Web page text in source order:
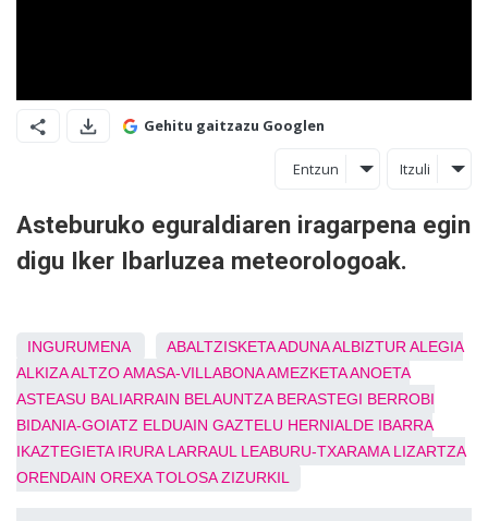
Gehitu gaitzazu Googlen
Entzun Itzuli
Asteburuko eguraldiaren iragarpena egin
digu Iker Ibarluzea meteorologoak.
INGURUMENA ABALTZISKETAADUNAALBIZTUR ALEGIA
ALKIZAALTZOAMASA-VILLABONAAMEZKETAANOETA
ASTEASU BALIARRAIN BELAUNTZA BERASTEGI BERROBI
BIDANIA-GOIATZ ELDUAIN GAZTELU HERNIALDE IBARRA
IKAZTEGIETA IRURA LARRAUL LEABURU-TXARAMA LIZARTZA
ORENDAIN OREXA TOLOSA ZIZURKIL